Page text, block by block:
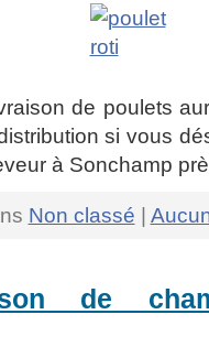
de poulets
si vous
à Sonchamp
Non classé |
de